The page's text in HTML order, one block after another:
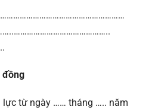
đồng
lực từ ngày …… tháng ….. năm